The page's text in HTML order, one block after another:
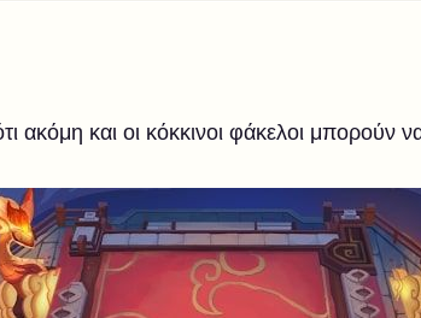
ακόμη και οι κόκκινοι φάκελοι μπορούν